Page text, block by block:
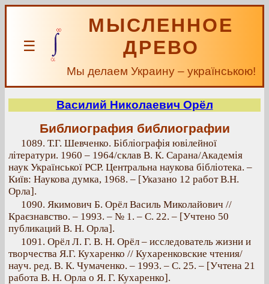
☰
МЫСЛЕННОЕ
ДРЕВО
Мы делаем Украину – українською!
Василий Николаевич Орёл
Библиография библиографии
1089. Т.Г. Шевченко. Бібліографія ювілейної
літератури. 1960 – 1964/склав В. К. Сарана/Академія
наук Української PCP. Центральна наукова бібліотека. –
Київ: Наукова думка, 1968. – [Указано 12 работ В.Н.
Орла].
1090. Якимович Б. Орёл Василь Миколайович //
Краєзнавство. – 1993. – № 1. – С. 22. – [Учтено 50
публикаций В. H. Орла].
1091. Орёл Л. Г. В. Н. Орёл – исследователь жизни и
творчества Я.Г. Кухаренко // Кухаренковские чтения/
науч. ред. В. К. Чумаченко. – 1993. – С. 25. – [Учтена 21
работа В. Н. Орла о Я. Г. Кухаренко].